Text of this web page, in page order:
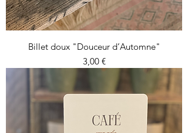
Billet doux "Douceur d’Automne"
Prix
3,00 €